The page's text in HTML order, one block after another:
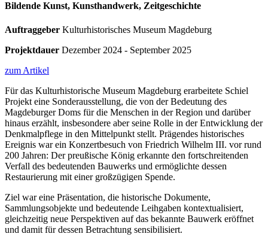
Bildende Kunst, Kunsthandwerk, Zeitgeschichte
Auftraggeber Kulturhistorisches Museum Magdeburg
Projektdauer Dezember 2024 - September 2025
zum Artikel
Für das Kulturhistorische Museum Magdeburg erarbeitete Schiel
Projekt eine Sonderausstellung, die von der Bedeutung des
Magdeburger Doms für die Menschen in der Region und darüber
hinaus erzählt, insbesondere aber seine Rolle in der Entwicklung der
Denkmalpflege in den Mittelpunkt stellt. Prägendes historisches
Ereignis war ein Konzertbesuch von Friedrich Wilhelm III. vor rund
200 Jahren: Der preußische König erkannte den fortschreitenden
Verfall des bedeutenden Bauwerks und ermöglichte dessen
Restaurierung mit einer großzügigen Spende.
Ziel war eine Präsentation, die historische Dokumente,
Sammlungsobjekte und bedeutende Leihgaben kontextualisiert,
gleichzeitig neue Perspektiven auf das bekannte Bauwerk eröffnet
und damit für dessen Betrachtung sensibilisiert.